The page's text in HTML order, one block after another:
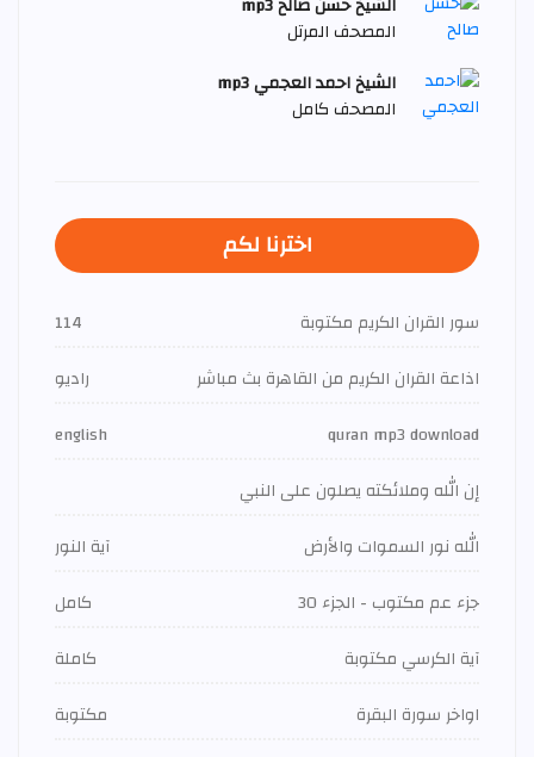
الشيخ حسن صالح mp3
المصحف المرتل
الشيخ احمد العجمي mp3
المصحف كامل
اخترنا لكم
سور القران الكريم مكتوبة
114
اذاعة القران الكريم من القاهرة بث مباشر
راديو
quran mp3 download
english
إن الله وملائكته يصلون على النبي
الله نور السموات والأرض
آية النور
جزء عم مكتوب - الجزء 30
كامل
آية الكرسي مكتوبة
كاملة
اواخر سورة البقرة
مكتوبة